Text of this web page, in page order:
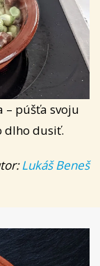
– púšťa svoju
dlho dusiť.
Lukáš Beneš